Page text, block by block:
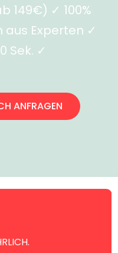
149€) ✓ 100%
Experten ✓
Sek. ✓
ANFRAGEN